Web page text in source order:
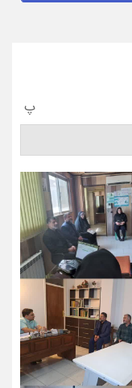
پ